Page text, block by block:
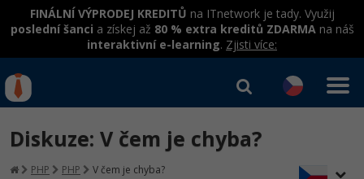
FINÁLNÍ VÝPRODEJ KREDITŮ na ITnetwork je tady. Využij
poslední šanci a získej až 80 % extra kreditů ZDARMAna náš
interaktivní e-learning. Zjisti více:
Rekvalifikace a kurzy
hrazené úřadem práce
Přihlásit se|Registrovat
Diskuze: V čem je chyba?
PHP PHP V čem je chyba?